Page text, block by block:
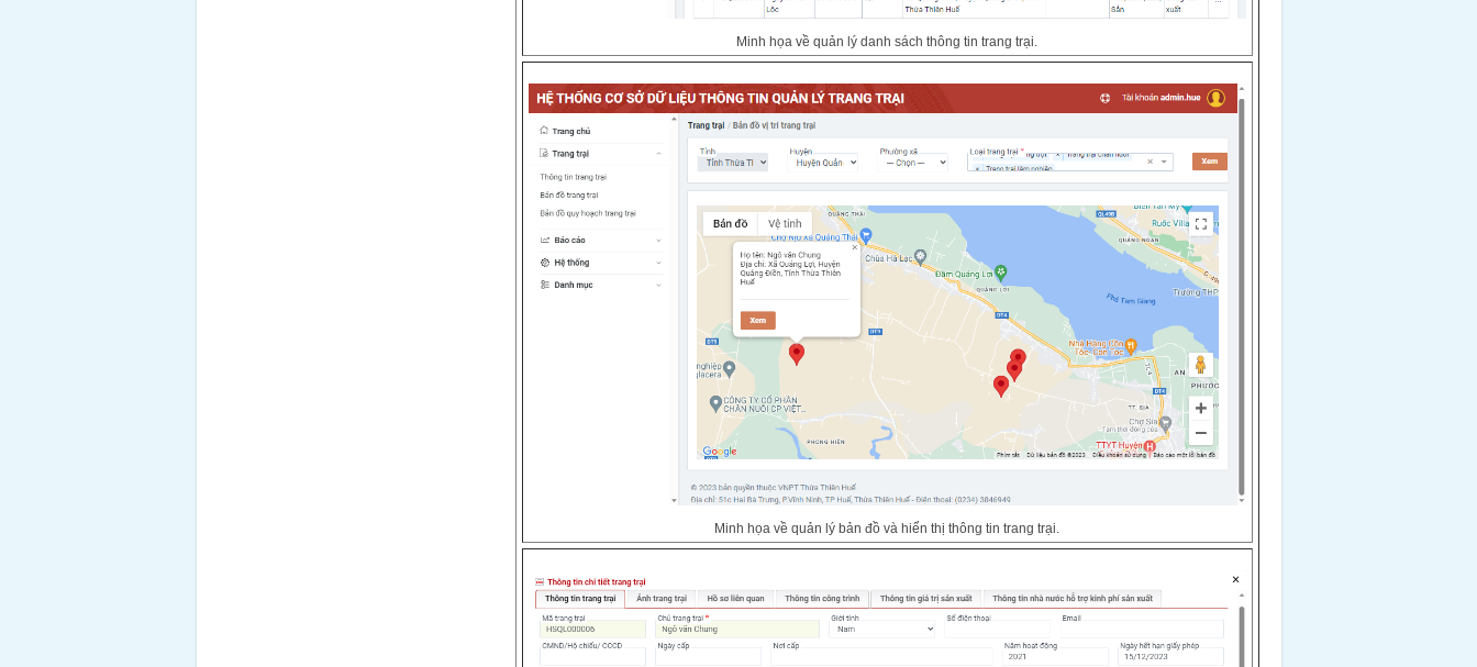
Minh họa về quản lý danh sách thông tin trang trại.
Minh họa về quản lý bản đồ và hiển thị thông tin trang trại.